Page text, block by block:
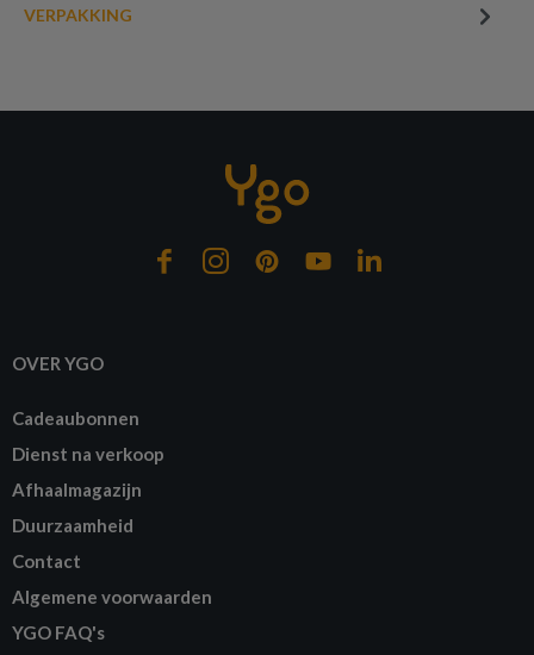
VERPAKKING
OVER YGO
Cadeaubonnen
Dienst na verkoop
Afhaalmagazijn
Duurzaamheid
Contact
Algemene voorwaarden
YGO FAQ's